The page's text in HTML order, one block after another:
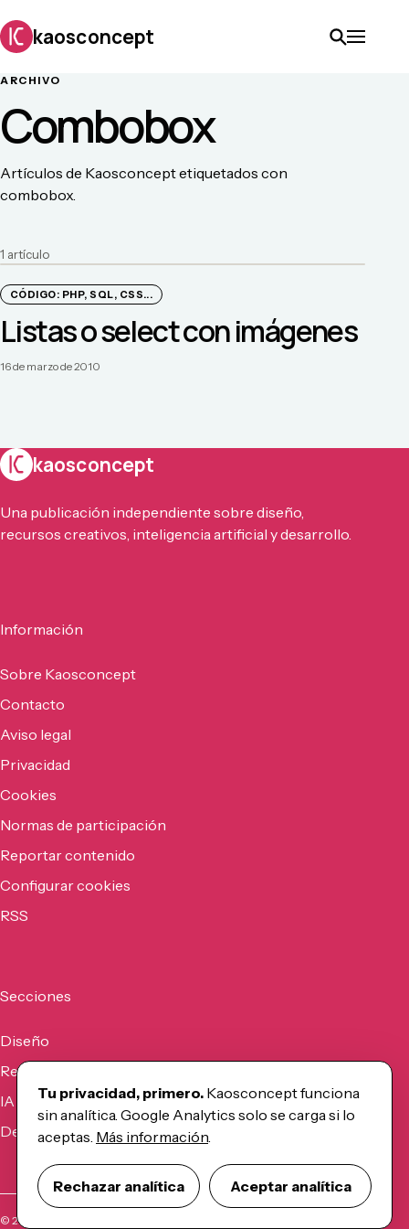
kaosconcept
ARCHIVO
Combobox
Artículos de Kaosconcept etiquetados con
combobox.
1 artículo
CÓDIGO: PHP, SQL, CSS...
Listas o select con imágenes
16 de marzo de 2010
kaosconcept
Una publicación independiente sobre diseño,
recursos creativos, inteligencia artificial y desarrollo.
Información
Sobre Kaosconcept
Contacto
Aviso legal
Privacidad
Cookies
Normas de participación
Reportar contenido
Configurar cookies
RSS
Secciones
Diseño
Recursos
IA
Desarrollo
© 2026
Tu privacidad, primero. Kaosconcept funciona
sin analítica. Google Analytics solo se carga si lo
aceptas. Más información.
Rechazar analítica Aceptar analítica